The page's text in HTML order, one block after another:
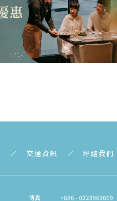
交通資訊 聯絡我們
傳真 +886 - 0228969669